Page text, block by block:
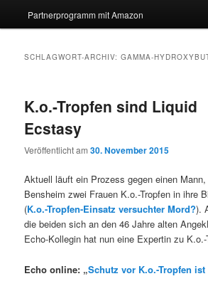
Partnerprogramm mit Amazon
SCHLAGWORT-ARCHIV:GAMMA-
K.o.-Tropfen sind Liquid
Ecstasy
Veröffentlicht am30. November 2015
Aktuell läuft ein Prozess gegen einen
Bensheim zwei Frauen K.o.-Tropfen in ihre
(K.o.-Tropfen-Einsatz versuchter Mord?).
die beiden sich an den 46 Jahre alten
Echo-Kollegin hat nun eine Expertin zu
Echo online: „Schutz vor K.o.-Tropfen ist